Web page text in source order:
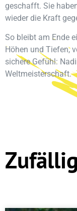
geschafft. Sie
wieder die Kraft
So bleibt am Ende
Höhen und Tiefen,
sichere Gefühl:
Weltmeisterschaft.